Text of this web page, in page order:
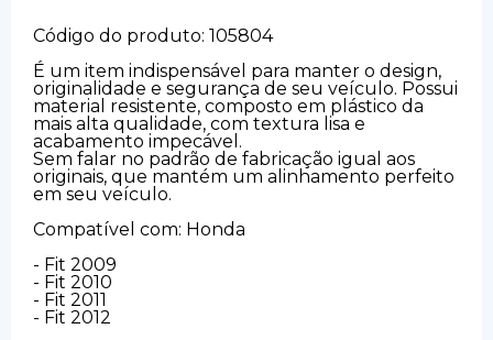
Código do produto: 105804
É um item indispensável para manter o design,
originalidade e segurança de seu veículo. Possui
material resistente, composto em plástico da
mais alta qualidade, com textura lisa e
acabamento impecável.
Sem falar no padrão de fabricação igual aos
originais, que mantém um alinhamento perfeito
em seu veículo.
Compatível com: Honda
- Fit 2009
- Fit 2010
- Fit 2011
- Fit 2012